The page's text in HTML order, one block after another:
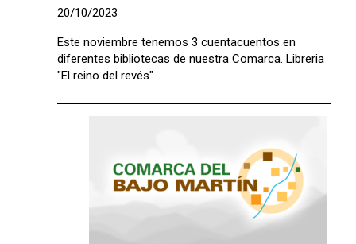
20/10/2023
Este noviembre tenemos 3 cuentacuentos en
diferentes bibliotecas de nuestra Comarca. Libreria
"El reino del revés"…